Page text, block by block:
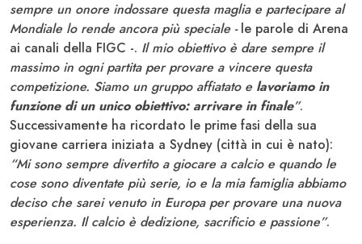
sempre un onore indossare questa maglia e partecipare al
Mondiale lo rende ancora più speciale -le parole di Arena
ai canali della FIGC -. Il mio obiettivo è dare sempre il
massimo in ogni partita per provare a vincere questa
competizione. Siamo un gruppo affiatato e lavoriamo in
funzione di un unico obiettivo: arrivare in finale”.
Successivamente ha ricordato le prime fasi della sua
giovane carriera iniziata a Sydney (città in cui è nato):
“Mi sono sempre divertito a giocare a calcio e quando le
cose sono diventate più serie, io e la mia famiglia abbiamo
deciso che sarei venuto in Europa per provare una nuova
esperienza. Il calcio è dedizione, sacrificio e passione”.